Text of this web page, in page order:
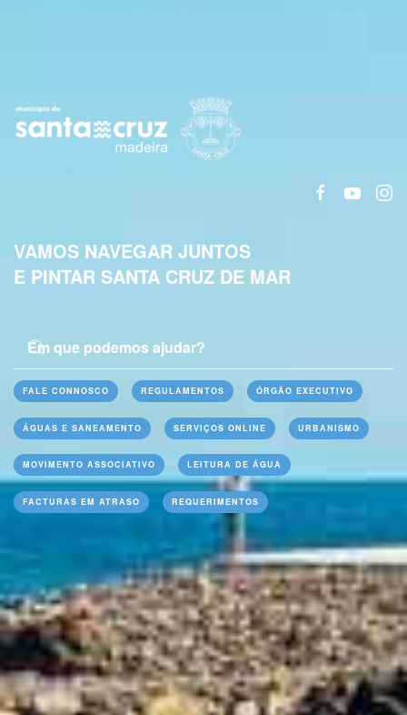
VAMOS NAVEGAR JUNTOS
E PINTAR SANTA CRUZ DE MAR
FALE CONNOSCO REGULAMENTOS ÓRGÃO EXECUTIVO
ÁGUAS E SANEAMENTO SERVIÇOS ONLINE URBANISMO
MOVIMENTO ASSOCIATIVO LEITURA DE ÁGUA
FACTURAS EM ATRASO REQUERIMENTOS